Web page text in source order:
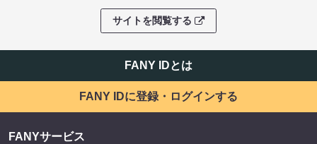
サイトを閲覧する
FANY IDとは
FANY IDに登録・ログインする
FANYサービス